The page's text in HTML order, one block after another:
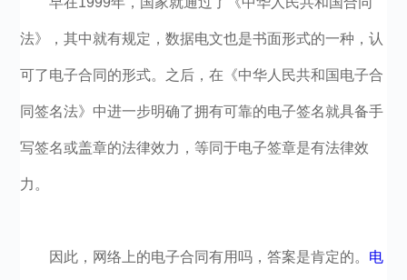
法》，其中就有规定，数据电文也是书面形式的一种，认
可了电子合同的形式。之后，在《中华人民共和国电子合
同签名法》中进一步明确了拥有可靠的电子签名就具备手
写签名或盖章的法律效力，等同于电子签章是有法律效
力。
因此，网络上的电子合同有用吗，答案是肯定的。 电